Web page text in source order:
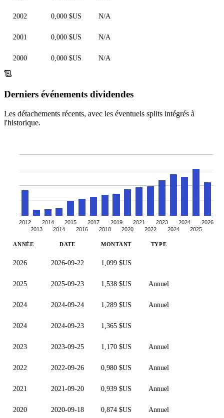
2002 0,000 $US N/A
2001 0,000 $US N/A
2000 0,000 $US N/A
Derniers événements dividendes
Les détachements récents, avec les éventuels splits intégrés à
l'historique.
2012
2013
2014
2014
2015
2016
2017
2018
2019
2020
2021
2022
2023
2024
2024
2025
2026
ANNÉE DATE MONTANT TYPE
2026 2026-09-22 1,099 $US
2025 2025-09-23 1,538 $US Annuel
2024 2024-09-24 1,289 $US Annuel
2024 2024-09-23 1,365 $US
2023 2023-09-25 1,170 $US Annuel
2022 2022-09-26 0,980 $US Annuel
2021 2021-09-20 0,939 $US Annuel
2020 2020-09-18 0,874 $US Annuel